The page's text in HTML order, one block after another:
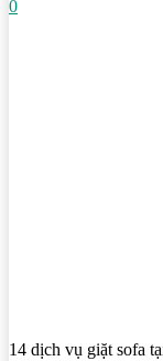
0
14 dịch vụ giặt sofa